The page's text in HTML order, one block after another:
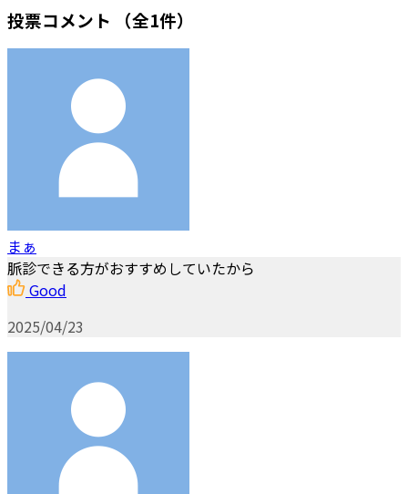
投票コメント （全1件）
まぁ
脈診できる方がおすすめしていたから
Good
2025/04/23